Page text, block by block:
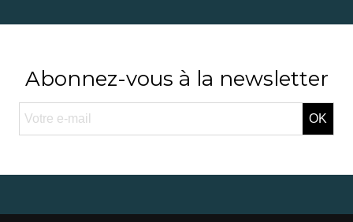
Abonnez-vous à la newsletter
OK